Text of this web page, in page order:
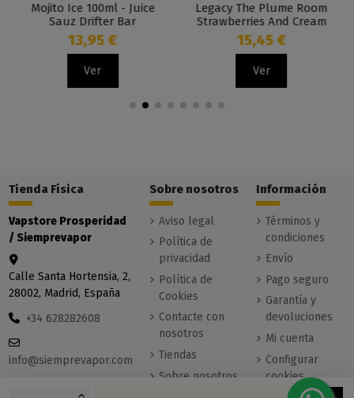
Mojito Ice 100ml - Juice
Sauz Drifter Bar
13,95 €
Ver
Legacy The Plume Room
Strawberries And Cream
100ml - Five Pawns
15,45 €
Ver
Tienda Física
Vapstore Prosperidad
/ Siemprevapor
Calle Santa Hortensia, 2,
28002, Madrid, España
+34 628282608
info@siemprevapor.com
Sobre nosotros
Aviso legal
Política de
privacidad
Política de
Cookies
Contacte con
nosotros
Tiendas
Sobre nosotros
Información
Términos y
condiciones
Envío
Pago seguro
Garantía y
devoluciones
Mi cuenta
Configurar
cookies